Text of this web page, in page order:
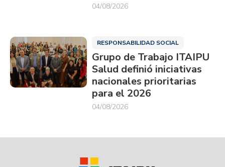
04/08/2026
RESPONSABILIDAD SOCIAL
Grupo de Trabajo ITAIPU
Salud definió iniciativas
nacionales prioritarias
para el 2026
04/08/2026